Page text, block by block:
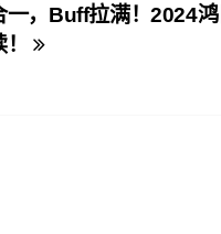
一，Buff拉满！2024